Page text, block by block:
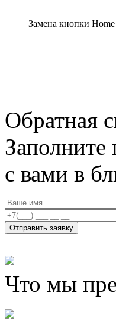
Замена кнопки Home
Обратная
с вами в
Что мы